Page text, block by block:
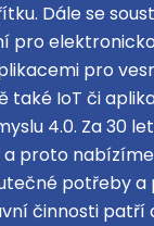
Dále se
pro
pro
také IoT či
4.0. Za 30
a proto
potřeby a
činnosti patří